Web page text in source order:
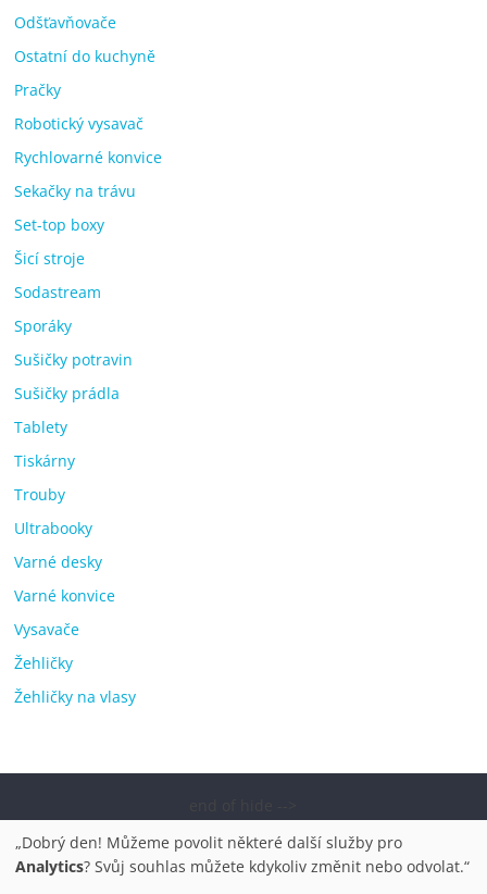
Odšťavňovače
Ostatní do kuchyně
Pračky
Robotický vysavač
Rychlovarné konvice
Sekačky na trávu
Set-top boxy
Šicí stroje
Sodastream
Sporáky
Sušičky potravin
Sušičky prádla
Tablety
Tiskárny
Trouby
Ultrabooky
Varné desky
Varné konvice
Vysavače
Žehličky
Žehličky na vlasy
pračky, televize, notebooky, mobilní telefony, kávovary,
bazény. Všechna práva vyhrazena.
„Dobrý den! Můžeme povolit některé další služby pro
Analytics? Svůj souhlas můžete kdykoliv změnit nebo odvolat.“